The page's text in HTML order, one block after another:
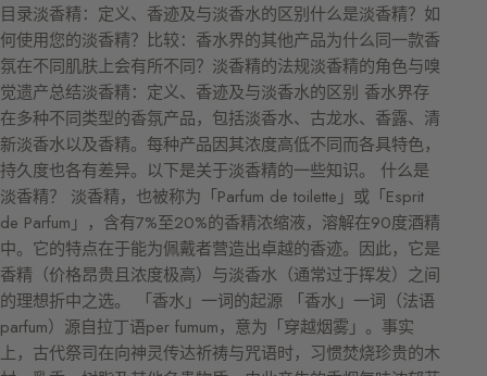
目录淡香精：定义、香迹及与淡香水的区别什么是淡香精？如
何使用您的淡香精？比较：香水界的其他产品为什么同一款香
氛在不同肌肤上会有所不同？淡香精的法规淡香精的角色与嗅
觉遗产总结淡香精：定义、香迹及与淡香水的区别 香水界存
在多种不同类型的香氛产品，包括淡香水、古龙水、香露、清
新淡香水以及香精。每种产品因其浓度高低不同而各具特色，
持久度也各有差异。以下是关于淡香精的一些知识。 什么是
淡香精？ 淡香精，也被称为「Parfum de toilette」或「Esprit
de Parfum」，含有7%至20%的香精浓缩液，溶解在90度酒精
中。它的特点在于能为佩戴者营造出卓越的香迹。因此，它是
香精（价格昂贵且浓度极高）与淡香水（通常过于挥发）之间
的理想折中之选。 「香水」一词的起源 「香水」一词（法语
parfum）源自拉丁语per fumum，意为「穿越烟雾」。事实
上，古代祭司在向神灵传达祈祷与咒语时，习惯焚烧珍贵的木